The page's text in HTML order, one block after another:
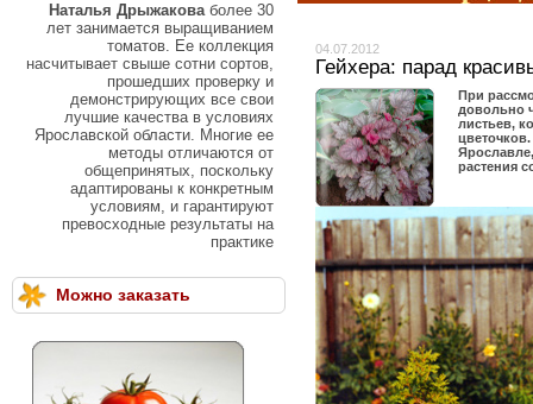
Наталья Дрыжаковаболее 30
лет занимается выращиванием
томатов. Ее коллекция
насчитывает свыше сотни сортов,
прошедших проверку и
демонстрирующих все свои
лучшие качества в условиях
Ярославской области. Многие ее
методы отличаются от
общепринятых, поскольку
адаптированы к конкретным
условиям, и гарантируют
превосходные результаты на
практике
Можно заказать
04.07.2012
Гейхера: парад
При
довольно
листьев,
растения